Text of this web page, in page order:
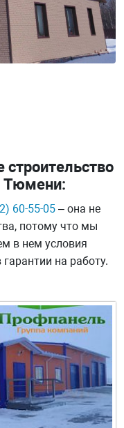
Тюмени:
60-55-05 – она не
потому что мы
в нем условия
на работу.